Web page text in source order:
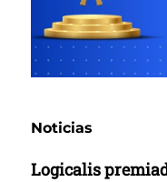
Noticias
Logicalis